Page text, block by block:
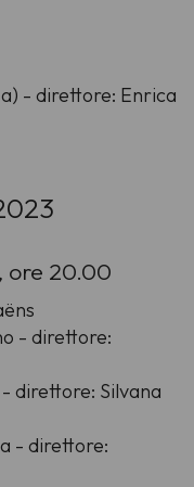
- direttore: Enrica
ore 20.00
- direttore:
direttore: Silvana
- direttore: